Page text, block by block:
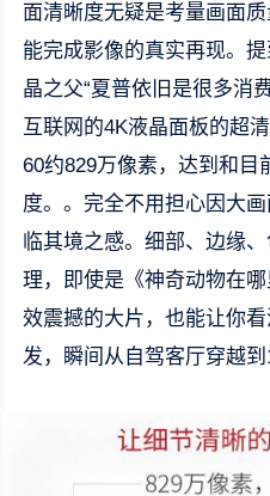
面清晰度无疑是考量画面
能完成影像的真实再现。
晶之父“夏普依旧是很多消
互联网的4K液晶面板的超
60约829万像素，达到和
度。。完全不用担心因大
临其境之感。细部、边缘
理，即使是《神奇动物在
效震撼的大片，也能让你
发，瞬间从自驾客厅穿越到